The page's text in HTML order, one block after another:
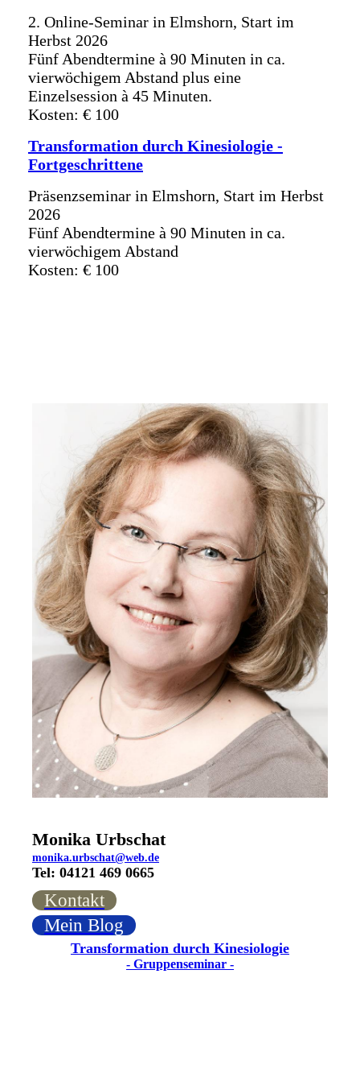
2. Online-Seminar in Elmshorn, Start im
Herbst 2026
Fünf Abendtermine à 90 Minuten in ca.
vierwöchigem Abstand plus eine
Einzelsession à 45 Minuten.
Kosten: € 100
Transformation durch Kinesiologie -
Fortgeschrittene
Präsenzseminar in Elmshorn, Start im Herbst
2026
Fünf Abendtermine à 90 Minuten in ca.
vierwöchigem Abstand
Kosten: € 100
Monika Urbschat
monika.urbschat@web.de
Tel: 04121 469 0665
Kontakt
Mein Blog
Transformation durch Kinesiologie
- Gruppenseminar -